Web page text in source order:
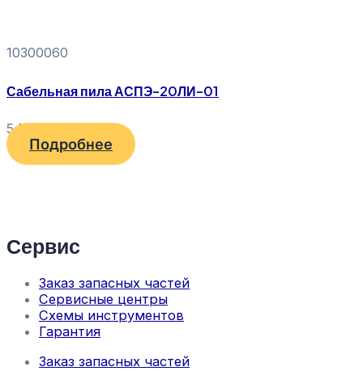
10300060
Сабельная пила АСПЭ-20ЛИ-01
5 570
Подробнее
Сервис
Заказ запасных частей
Сервисные центры
Схемы инструментов
Гарантия
Заказ запасных частей